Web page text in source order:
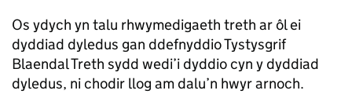
Os ydych yn talu rhwymedigaeth treth ar ôl ei
dyddiad dyledus gan ddefnyddio Tystysgrif
Blaendal Treth sydd wedi’i dyddio cyn y dyddiad
dyledus, ni chodir llog am dalu’n hwyr arnoch.